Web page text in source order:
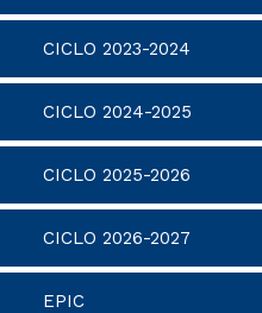
CICLO 2023-2024
CICLO 2024-2025
CICLO 2025-2026
CICLO 2026-2027
EPIC